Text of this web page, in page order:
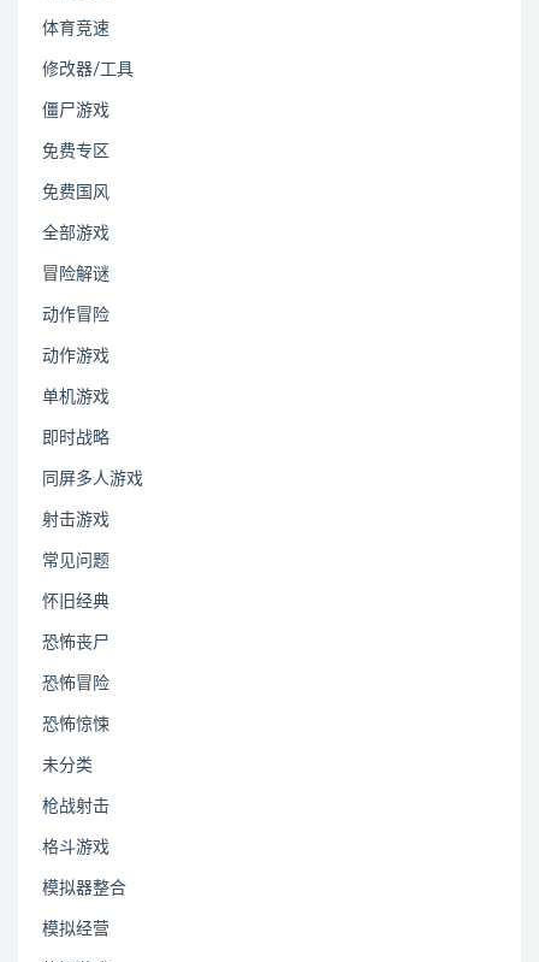
体育竞速
修改器/工具
僵尸游戏
免费专区
免费国风
全部游戏
冒险解谜
动作冒险
动作游戏
单机游戏
即时战略
同屏多人游戏
射击游戏
常见问题
怀旧经典
恐怖丧尸
恐怖冒险
恐怖惊悚
未分类
枪战射击
格斗游戏
模拟器整合
模拟经营